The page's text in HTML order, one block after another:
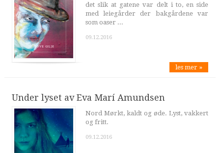
det slik at gatene var delt i to, en side
med leiegårder der bakgårdene var
som oaser ...
09.12.2016
les mer »
Under lyset av Eva Marí Amundsen
Nord Mørkt, kaldt og øde. Lyst, vakkert
og fritt.
09.12.2016